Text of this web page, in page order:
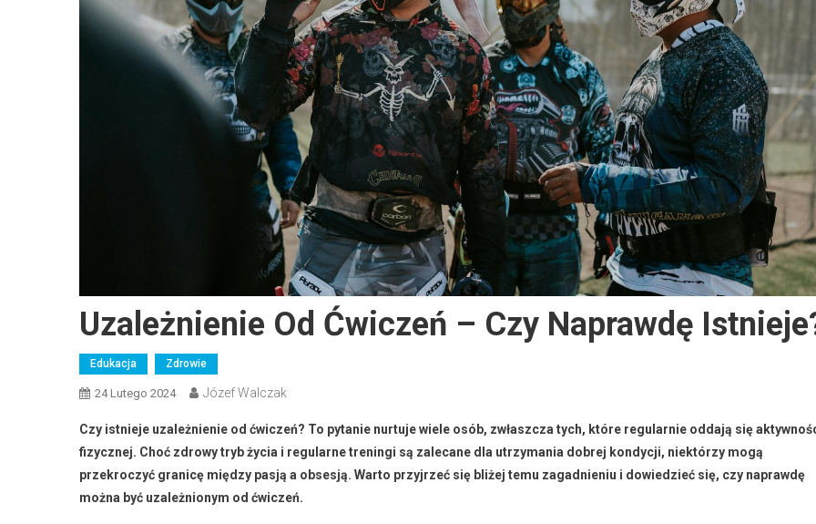
Uzależnienie Od Ćwiczeń – Czy Naprawdę
Edukacja Zdrowie
24 Lutego 2024 Józef Walczak
Czy istnieje uzależnienie od ćwiczeń? To pytanie nurtuje wiele osób, zwłaszcza tych, które regularnie oddają się
fizycznej. Choć zdrowy tryb życia i regularne treningi są zalecane dla utrzymania dobrej kondycji, niektórzy mogą
przekroczyć granicę między pasją a obsesją. Warto przyjrzeć się bliżej temu zagadnieniu i dowiedzieć się, czy naprawdę
można być uzależnionym od ćwiczeń.